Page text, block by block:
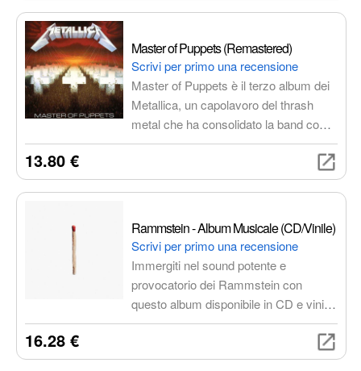
Master of Puppets (Remastered)
Scrivi per primo una recensione
Master of Puppets è il terzo album dei
Metallica, un capolavoro del thrash
metal che ha consolidato la band come
una delle forze dominanti del genere.
energia e tecnica, con riff potenti,
sezione ritmica serrata e inarrestabile.
I testi affrontano temi come la
manipolazione, la dipendenza, la follia
e la morte, creando un'atmosfera cupa
e inquietante. La versione
rimasterizzata offre un'esperienza
sonora rinnovata, esaltando la potenza
e la complessità delle composizioni.
13.80 €
Rammstein - Album Musicale (CD/Vinile)
Scrivi per primo una recensione
Immergiti nel sound potente e
provocatorio dei Rammstein con
questo album disponibile in CD e vinile.
Un'esperienza audio intensa che
cattura l'essenza del gruppo tedesco,
pioniere del genere Neue Deutsche
16.28 €